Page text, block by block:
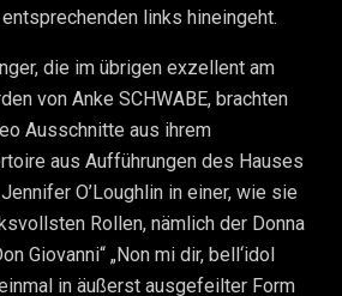
links hineingeht.
die im übrigen exzellent am
von Anke SCHWABE, brachten
Ausschnitte aus ihrem
aus Aufführungen des Hauses
O’Loughlin in einer, wie sie
Rollen, nämlich der Donna
Giovanni“ „Non mi dir, bell‘idol
in äußerst ausgefeilter Form